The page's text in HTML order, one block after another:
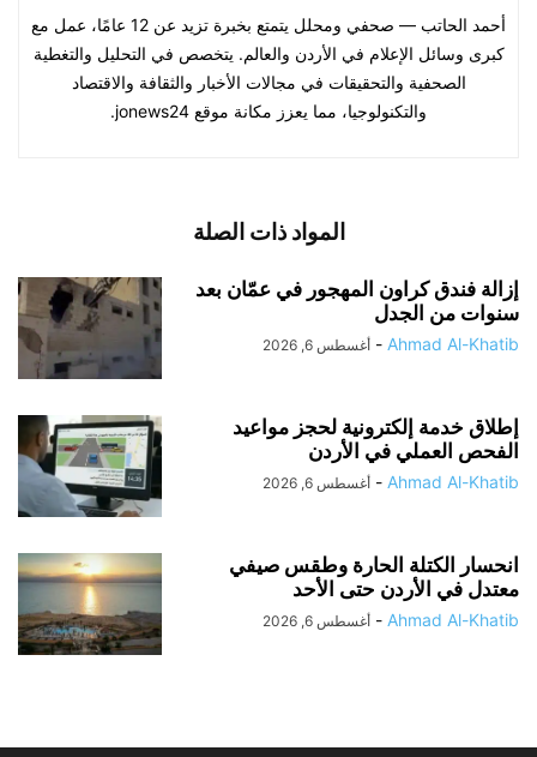
أحمد الحاتب — صحفي ومحلل يتمتع بخبرة تزيد عن 12 عامًا، عمل مع
كبرى وسائل الإعلام في الأردن والعالم. يتخصص في التحليل والتغطية
الصحفية والتحقيقات في مجالات الأخبار والثقافة والاقتصاد
والتكنولوجيا، مما يعزز مكانة موقع jonews24.
المواد ذات الصلة
إزالة فندق كراون المهجور في عمّان بعد
سنوات من الجدل
Ahmad Al-Khatib
- أغسطس 6, 2026
إطلاق خدمة إلكترونية لحجز مواعيد
الفحص العملي في الأردن
Ahmad Al-Khatib
- أغسطس 6, 2026
انحسار الكتلة الحارة وطقس صيفي
معتدل في الأردن حتى الأحد
Ahmad Al-Khatib
- أغسطس 6, 2026